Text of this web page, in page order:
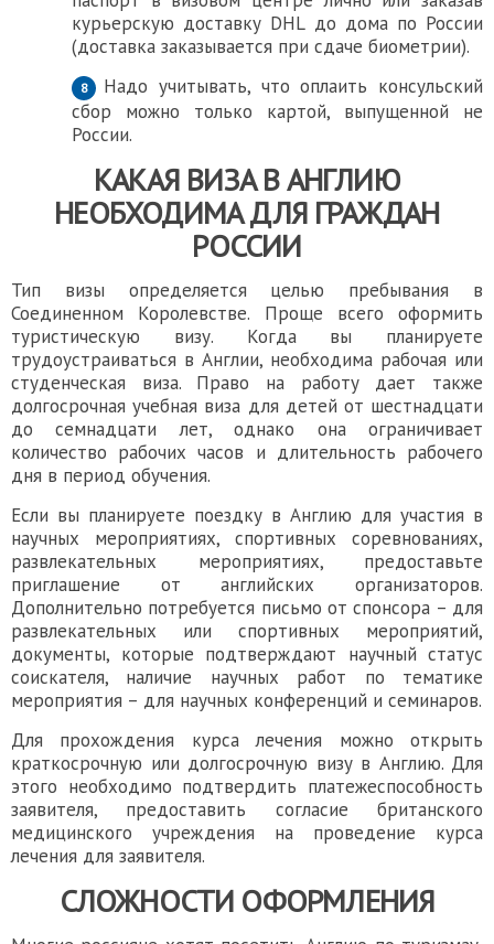
курьерскую доставку DHL до дома по России
(доставка заказывается при сдаче биометрии).
Надо учитывать, что оплаить консульский
сбор можно только картой, выпущенной не
России.
КАКАЯ ВИЗА В АНГЛИЮ
НЕОБХОДИМА ДЛЯ ГРАЖДАН
РОССИИ
Тип визы определяется целью пребывания в
Соединенном Королевстве. Проще всего оформить
туристическую визу. Когда вы планируете
трудоустраиваться в Англии, необходима рабочая или
студенческая виза. Право на работу дает также
долгосрочная учебная виза для детей от шестнадцати
до семнадцати лет, однако она ограничивает
количество рабочих часов и длительность рабочего
дня в период обучения.
Если вы планируете поездку в Англию для участия в
научных мероприятиях, спортивных соревнованиях,
развлекательных мероприятиях, предоставьте
приглашение от английских организаторов.
Дополнительно потребуется письмо от спонсора – для
развлекательных или спортивных мероприятий,
документы, которые подтверждают научный статус
соискателя, наличие научных работ по тематике
мероприятия – для научных конференций и семинаров.
Для прохождения курса лечения можно открыть
краткосрочную или долгосрочную визу в Англию. Для
этого необходимо подтвердить платежеспособность
заявителя, предоставить согласие британского
медицинского учреждения на проведение курса
лечения для заявителя.
СЛОЖНОСТИ ОФОРМЛЕНИЯ